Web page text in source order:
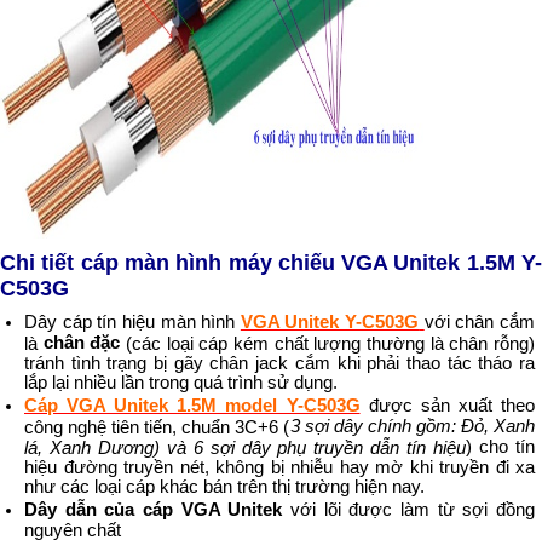
Chi tiết cáp màn hình máy chiếu VGA Unitek 1.5M Y-
C503G
Dây cáp tín hiệu màn hình VGA Unitek Y-C503G với chân cắm
là chân đặc (các loại cáp kém chất lượng thường là chân rỗng)
tránh tình trạng bị gãy chân jack cắm khi phải thao tác tháo ra
lắp lại nhiều lần trong quá trình sử dụng.
Cáp VGA Unitek 1.5M model Y-C503G được sản xuất theo
công nghệ tiên tiến, chuẩn 3C+6 (3 sợi dây chính gồm: Đỏ, Xanh
lá, Xanh Dương) và 6 sợi dây phụ truyền dẫn tín hiệu) cho tín
hiệu đường truyền nét, không bị nhiễu hay mờ khi truyền đi xa
như các loại cáp khác bán trên thị trường hiện nay.
Dây dẫn của cáp VGA Unitek với lõi được làm từ sợi đồng
nguyên chất